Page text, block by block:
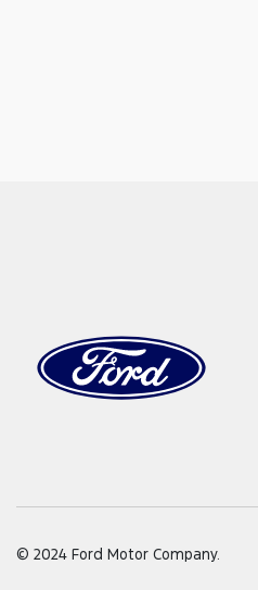
© 2024 Ford Motor Company.